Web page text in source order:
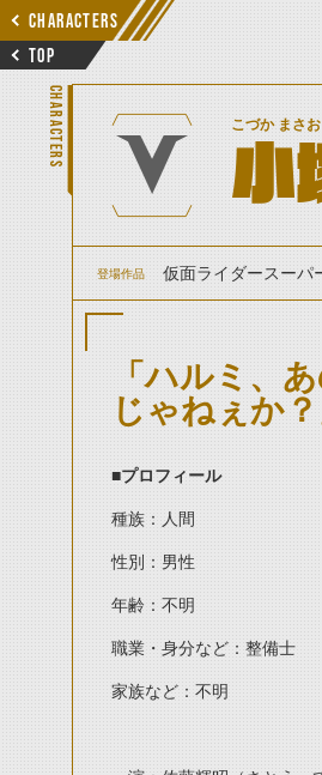
CHARACTERS
TOP
CHARACTERS こづか まさお
小
登場作品 仮面ライダースーパ
「ハルミ、
じゃねぇか？
■プロフィール
種族：人間
性別：男性
年齢：不明
職業・身分など：整備士
家族など：不明